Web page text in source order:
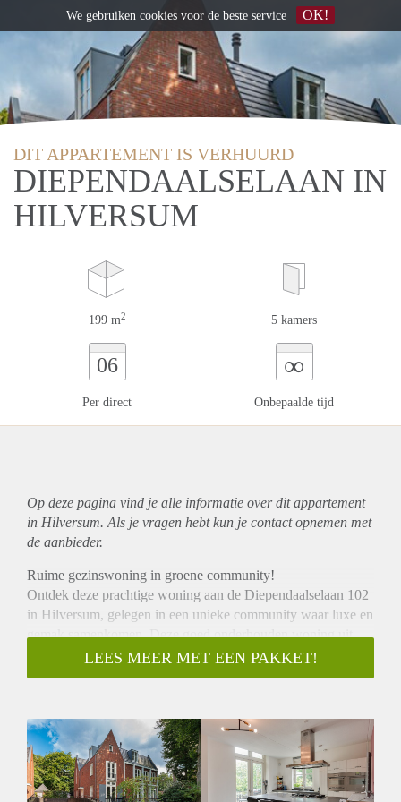
DIT APPARTEMENT IS VERHUURD
DIEPENDAALSELAAN IN
HILVERSUM
199 m2 5 kamers
06
Per direct
∞
Onbepaalde tijd
Op deze pagina vind je alle informatie over ditappartement
in Hilversum. Als je vragen hebt kun je contact opnemen met
de aanbieder.
Ruime gezinswoning in groene community!
Ontdek deze prachtige woning aan de Diependaalselaan 102
in Hilversum, gelegen in een unieke community waar luxe en
gemak samenkomen. Deze goed onderhouden woning uit
2006 biedt maar liefst 4 slaapkamers en heeft een
woonoppervlakte van 245 m² op een royaal perceel van 361
volgens de modernste bouweisen, met uitstekende isolatie,
zonnepanelen en een energielabel A. Je kunt rekenen op lage
energiekosten en optimaal comfort. De woning biedt niet
alleen ruimte voor het hele gezin, maar is ook ideaal voor
LEES MEER MET EEN PAKKET!
We gebruiken cookies voor de beste service OK!